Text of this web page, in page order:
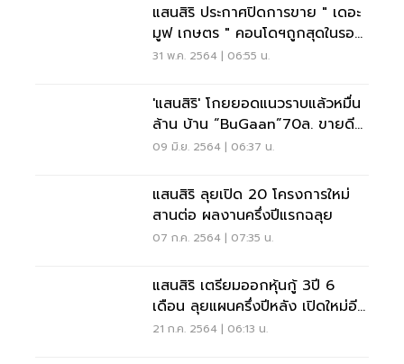
แสนสิริ ประกาศปิดการขาย " เดอะ
มูฟ เกษตร " คอนโดฯถูกสุดในรอบ
10 ปี
31 พ.ค. 2564 | 06:55 น.
'แสนสิริ' โกยยอดแนวราบแล้วหมื่น
ล้าน บ้าน “BuGaan”70ล. ขายดี
เกินคาด
09 มิ.ย. 2564 | 06:37 น.
แสนสิริ ลุยเปิด 20 โครงการใหม่
สานต่อ ผลงานครึ่งปีแรกฉลุย
07 ก.ค. 2564 | 07:35 น.
แสนสิริ เตรียมออกหุ้นกู้ 3ปี 6
เดือน ลุยแผนครึ่งปีหลัง เปิดใหม่อีก
20 โครงการ
21 ก.ค. 2564 | 06:13 น.